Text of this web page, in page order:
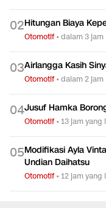
02Hitungan Biaya
Otomotif•dalam 3 jam
03Airlangga Kasih
Otomotif•dalam 2 jam
04Jusuf Hamka
Otomotif•13 jam yang
05Modifikasi Ayla
Undian Daihatsu
Otomotif•12 jam yang